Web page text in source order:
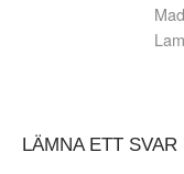
LÄMNA ETT SVAR